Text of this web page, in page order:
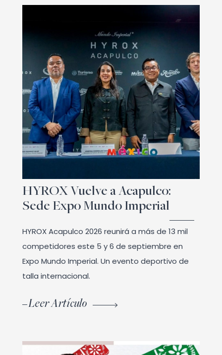
HYROX Vuelve a Acapulco:
Sede Expo Mundo Imperial
HYROX Acapulco 2026 reunirá a más de 13 mil
competidores este 5 y 6 de septiembre en
Expo Mundo Imperial. Un evento deportivo de
talla internacional.
Leer Artículo